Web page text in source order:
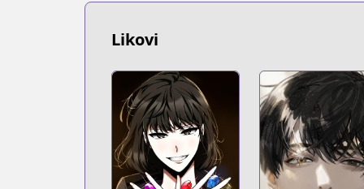
https://www.webtoons.com/th/
Webtoons
Naver Webtoon
Naver Webtoon
https://comic.naver.com/webtoon/
Likovi